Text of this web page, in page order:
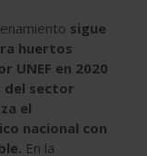
sigue
huertos
UNEF en 2020
del sector
el
nacional con
En la